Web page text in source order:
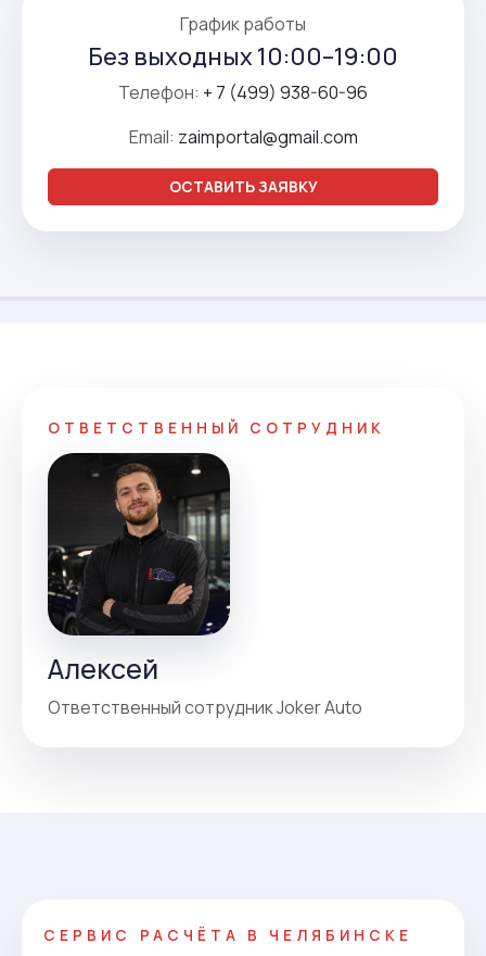
График работы
Без выходных 10:00–19:00
Телефон: + 7 (499) 938-60-96
Email: zaimportal@gmail.com
ОСТАВИТЬ ЗАЯВКУ
ОТВЕТСТВЕННЫЙ СОТРУДНИК
Алексей
Ответственный сотрудник Joker Auto
СЕРВИС РАСЧЁТА В ЧЕЛЯБИНСКЕ